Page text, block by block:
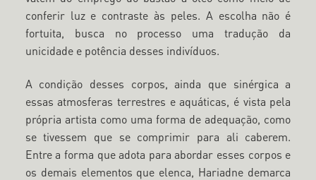
conferir luz e contraste às peles. A escolha não é
fortuita, busca no processo uma tradução da
unicidade e potência desses indivíduos.
A condição desses corpos, ainda que sinérgica a
essas atmosferas terrestres e aquáticas, é vista pela
própria artista como uma forma de adequação, como
se tivessem que se comprimir para ali caberem.
Entre a forma que adota para abordar esses corpos e
os demais elementos que elenca, Hariadne demarca